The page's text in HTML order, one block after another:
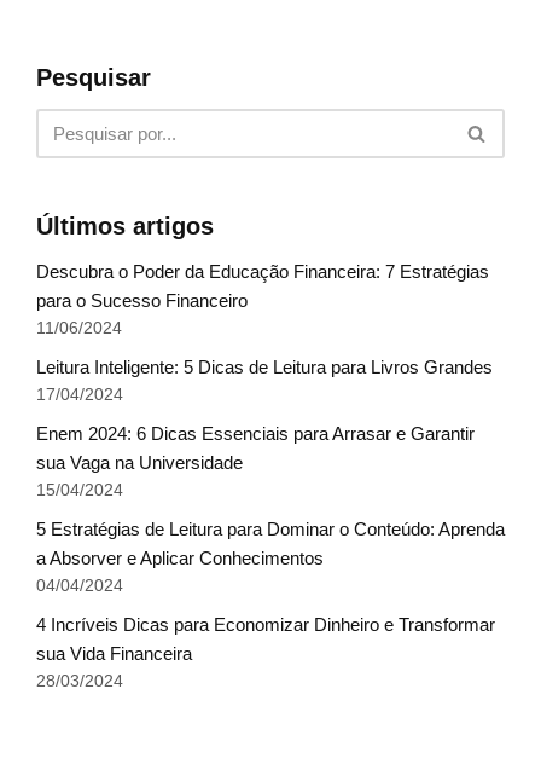
Pesquisar
Últimos artigos
Descubra o Poder da Educação Financeira: 7 Estratégias
para o Sucesso Financeiro
11/06/2024
Leitura Inteligente: 5 Dicas de Leitura para Livros Grandes
17/04/2024
Enem 2024: 6 Dicas Essenciais para Arrasar e Garantir
sua Vaga na Universidade
15/04/2024
5 Estratégias de Leitura para Dominar o Conteúdo: Aprenda
a Absorver e Aplicar Conhecimentos
04/04/2024
4 Incríveis Dicas para Economizar Dinheiro e Transformar
sua Vida Financeira
28/03/2024